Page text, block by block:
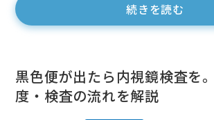
続きを読む
黒色便が出たら内視鏡検査を
度・検査の流れを解説